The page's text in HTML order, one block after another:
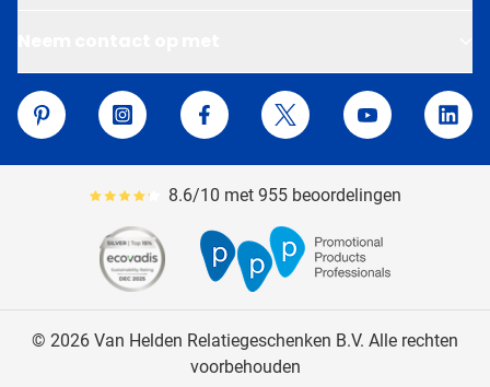
Van Helden Relatiegeschenken
Pinterest
Instagram Facebook Twitter YouTube
Gemiddeld reviewpercentage is 86
8.6/10 met 955 beoordelingen
© 2026 Van Helden Relatiegeschenken B.V. Alle rechten
voorbehouden